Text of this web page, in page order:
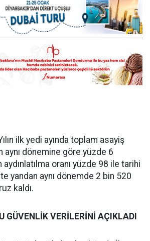
ilk yedi ayında toplam asayiş
aynı dönemine göre yüzde 6
aydınlatılma oranı yüzde 98 ile tarihi
yandan aynı dönemde 2 bin 520
kaldı.
GÜVENLİK VERİLERİNİ AÇIKLADI